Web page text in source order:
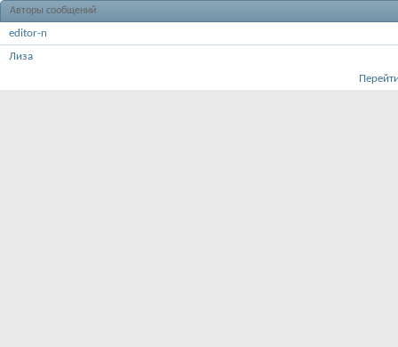
Авторы сообщений
editor-n
Лиза